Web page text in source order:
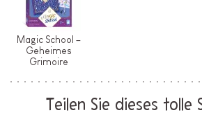
Magic School –
Geheimes
Grimoire
Teilen Sie dieses tolle